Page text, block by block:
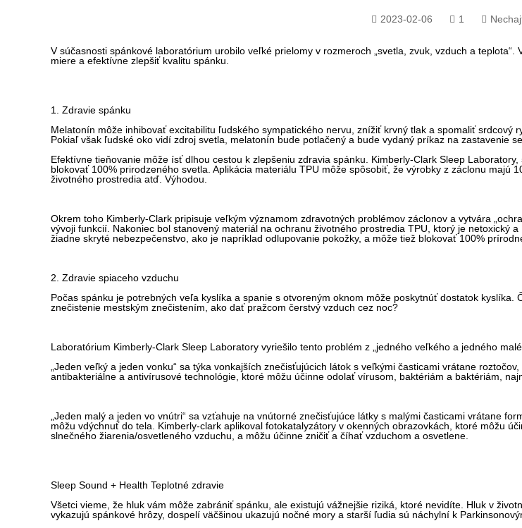
2023-02-06 1
V súčasnosti spánkové laboratórium urobilo veľké prielomy v rozmeroch „svetla, zvuk, vzduch a
miere a efektívne zlepšiť kvalitu spánku.
1. Zdravie spánku
Melatonín môže inhibovať excitabilitu ľudského sympatického nervu, znížiť krvný tlak a spomaliť srdcový
Pokiaľ však ľudské oko vidí zdroj svetla, melatonín bude potlačený a bude vydaný príkaz na zastavenie
Efektívne tieňovanie môže ísť dlhou cestou k zlepšeniu zdravia spánku. Kimberly-Clark Sleep
blokovať 100% prirodzeného svetla. Aplikácia materiálu TPU môže spôsobiť, že výrobky z záclonu
životného prostredia atď. Výhodou.
Okrem toho Kimberly-Clark pripisuje veľkým významom zdravotných problémov záclonov a vytvára
vývoji funkcií. Nakoniec bol stanovený materiál na ochranu životného prostredia TPU, ktorý je netoxický
žiadne skryté nebezpečenstvo, ako je napríklad odlupovanie pokožky, a môže tiež blokovať 100%
2. Zdravie spiaceho vzduchu
Počas spánku je potrebných veľa kyslíka a spanie s otvoreným oknom môže poskytnúť dostatok
znečistenie mestským znečistením, ako dať pražcom čerstvý vzduch cez noc?
Laboratórium Kimberly-Clark Sleep Laboratory vyriešilo tento problém z „jedného veľkého a jedného
„Jeden veľký a jeden vonku“ sa týka vonkajších znečisťujúcich látok s veľkými časticami vrátane
antibakteriálne a antivírusové technológie, ktoré môžu účinne odolať vírusom, baktériám a baktériám,
„Jeden malý a jeden vo vnútri“ sa vzťahuje na vnútorné znečisťujúce látky s malými časticami vrátane
môžu vdýchnuť do tela. Kimberly-clark aplikoval fotokatalyzátory v okenných obrazovkách, ktoré môžu
slnečného žiarenia/osvetleného vzduchu, a môžu účinne zničiť a číhať vzduchom a osvetlene.
Sleep Sound + Health Teplotné zdravie
Všetci vieme, že hluk vám môže zabrániť spánku, ale existujú vážnejšie riziká, ktoré nevidíte. Hluk v
vykazujú spánkové hrôzy, dospelí väčšinou ukazujú nočné mory a starší ľudia sú náchylní k